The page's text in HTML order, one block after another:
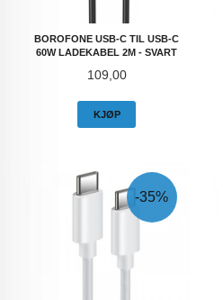
BOROFONE USB-C TIL USB-C
60W LADEKABEL 2M - SVART
Pris
109,00
KJØP
-35%